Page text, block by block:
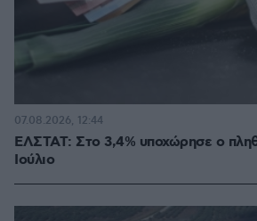
ΕΛΣΤΑΤ: Στο 3,4% υποχώρησε ο
Ιούλιο
07.08.2026, 12:44